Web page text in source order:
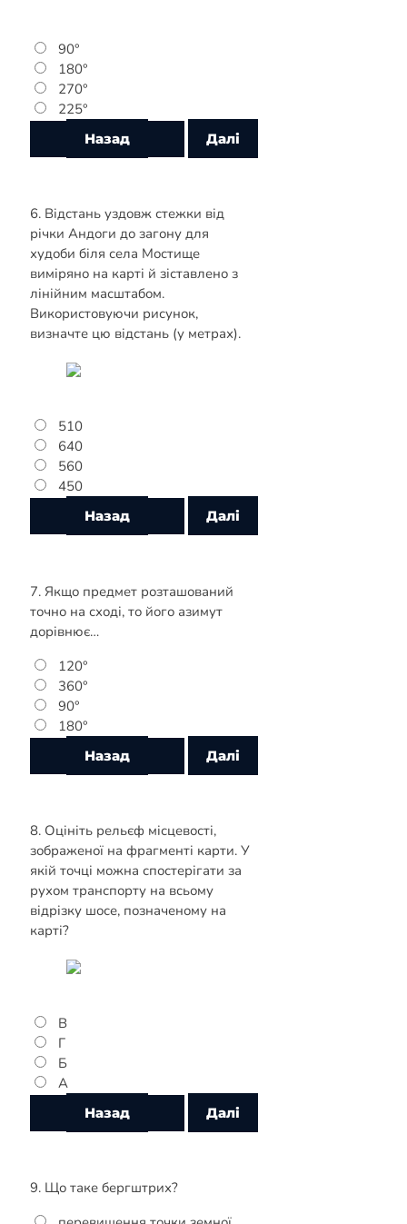
90°
180°
270°
225°
6. Відстань уздовж стежки від
річки Андоги до загону для
худоби біля села Мостище
виміряно на карті й зіставлено з
лінійним масштабом.
Використовуючи рисунок,
визначте цю відстань (у метрах).
510
640
560
450
7. Якщо предмет розташований
точно на сході, то його азимут
дорівнює…
120°
360°
90°
180°
8. Оцініть рельєф місцевості,
зображеної на фрагменті карти. У
якій точці можна спостерігати за
рухом транспорту на всьому
відрізку шосе, позначеному на
карті?
В
Г
Б
А
9. Що таке бергштрих?